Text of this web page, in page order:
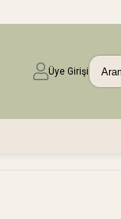
Üye Girişi